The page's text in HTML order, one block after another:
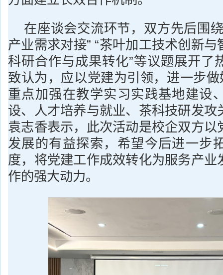
在座谈会交流环节，双方先后围
产业需求对接” “茶叶加工技术创新与
科研合作与成果转化”等议题展开了
致认为，应以党建为引领，进一步
重点加强在教学实习实践基地建设
设、人才培养与就业、茶科技研发攻
袁志香表示，此次活动是校企双方以
发展的有益探索，希望今后进一步
度，将党建工作成效转化为服务产业
作的强大动力。